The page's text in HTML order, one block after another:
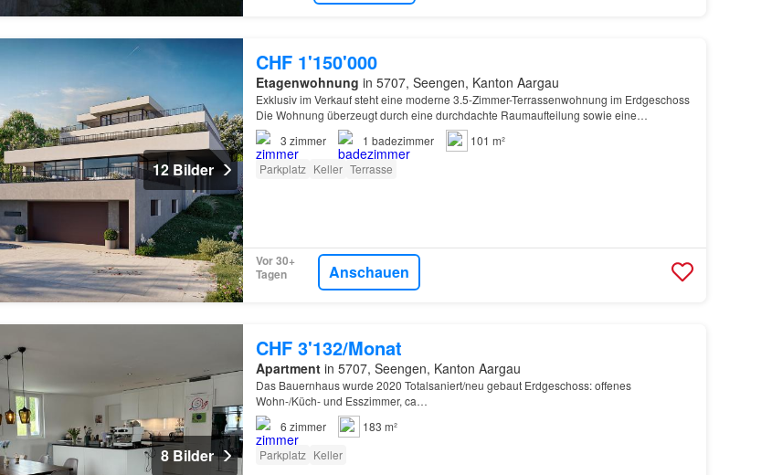
12 Bilder
CHF 1'150'000
Etagenwohnung in 5707, Seengen, Kanton Aargau
Exklusiv im Verkauf steht eine moderne 3.5-Zimmer-Terrassenwohnung im Erdgeschoss
Die Wohnung überzeugt durch eine durchdachte Raumaufteilung sowie eine
hochwertige Bauweise mit edlen Materialien und moderner Architektur…
3 zimmer 1 badezimmer
101 m²
Parkplatz Keller Terrasse
Vor 30+
Tagen
Anschauen
8 Bilder
CHF 3'132/Monat
Apartmentin 5707, Seengen, Kanton Aargau
Das Bauernhaus wurde 2020 Totalsaniert/neu gebaut Erdgeschoss: offenes
Wohn-/Küch- und Esszimmer, ca…
6 zimmer
183 m²
Parkplatz Keller